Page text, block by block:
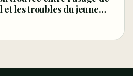
et les troubles du jeune